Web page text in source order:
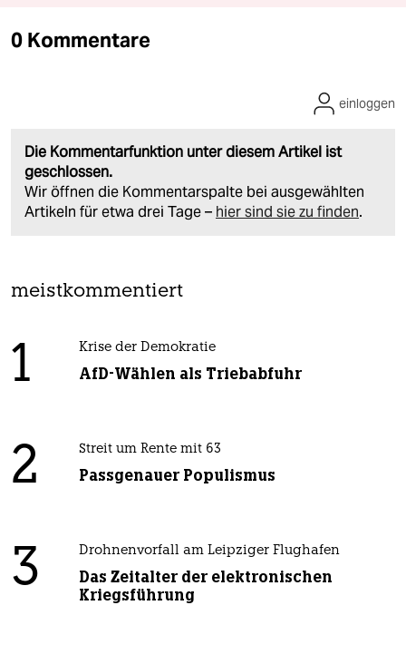
0 Kommentare
Die Kommentarfunktion unter diesem Artikel ist
geschlossen.
Wir öffnen die Kommentarspalte bei ausgewählten
Artikeln für etwa drei Tage – hier sind sie zu finden.
einloggen
meistkommentiert
1 Krise der Demokratie
AfD-Wählen als Triebabfuhr
2 Streit um Rente mit 63
Passgenauer Populismus
3 Drohnenvorfall am Leipziger Flughafen
Das Zeitalter der elektronischen
Kriegsführung